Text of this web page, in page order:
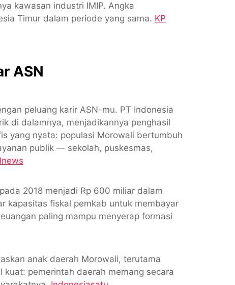
kawasan industri IMIP. Angka
Timur dalam periode yang sama. KP
ASN
peluang karir ASN-mu. PT Indonesia
di dalamnya, menjadikannya penghasil
yang nyata: populasi Morowali bertumbuh
publik — sekolah, puskesmas,
Inews
2018 menjadi Rp 600 miliar dalam
kapasitas fiskal pemkab untuk membayar
paling mampu menyerap formasi
anak daerah Morowali, terutama
pemerintah daerah memang secara